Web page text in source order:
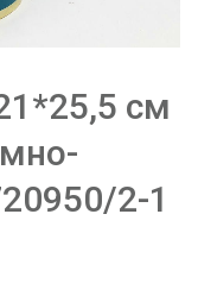
см
2-1